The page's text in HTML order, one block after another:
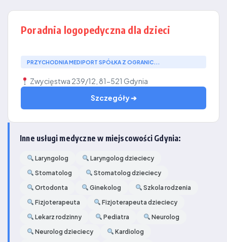
Poradnia logopedyczna dla dzieci
PRZYCHODNIA MEDIPORT SPÓŁKA Z OGRANIC...
Zwycięstwa 239/12, 81-521 Gdynia
Szczegóły ➔
Inne usługi medyczne w miejscowości Gdynia:
Laryngolog
Laryngolog dzieciecy
Stomatolog
Stomatolog dzieciecy
Ortodonta
Ginekolog
Szkola rodzenia
Fizjoterapeuta
Fizjoterapeuta dzieciecy
Lekarz rodzinny
Pediatra
Neurolog
Neurolog dzieciecy
Kardiolog